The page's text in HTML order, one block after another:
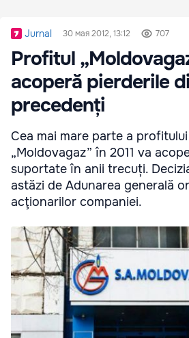
Jurnal 30 мая 2012, 13:12 707
Profitul
acoperă pierderile
precedenți
Cea mai mare parte a
„Moldovagaz” în 2011 va
suportate în anii trecuți.
astăzi de Adunarea generală
acţionarilor companiei.